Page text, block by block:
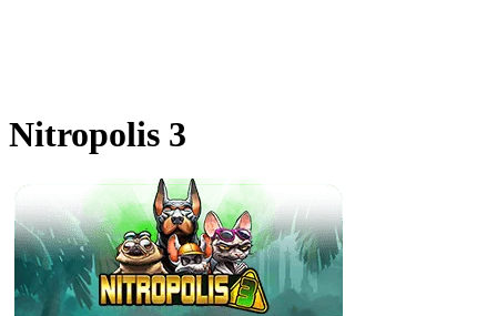
Nitropolis 3